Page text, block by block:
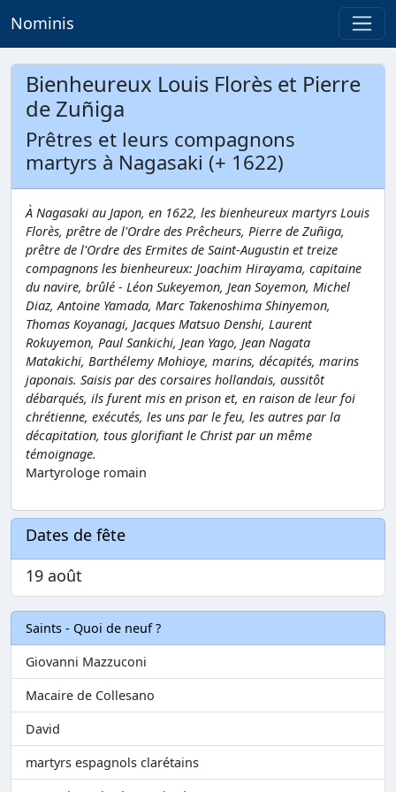
Nominis
Bienheureux Louis Florès et Pierre
de Zuñiga
Prêtres et leurs compagnons
martyrs à Nagasaki (+ 1622)
À Nagasaki au Japon, en 1622, les bienheureux martyrs Louis
Florès, prêtre de l'Ordre des Prêcheurs, Pierre de Zuñiga,
prêtre de l'Ordre des Ermites de Saint-Augustin et treize
compagnons les bienheureux: Joachim Hirayama, capitaine
du navire, brûlé - Léon Sukeyemon, Jean Soyemon, Michel
Diaz, Antoine Yamada, Marc Takenoshima Shinyemon,
Thomas Koyanagi, Jacques Matsuo Denshi, Laurent
Rokuyemon, Paul Sankichi, Jean Yago, Jean Nagata
Matakichi, Barthélemy Mohioye, marins, décapités, marins
japonais. Saisis par des corsaires hollandais, aussitôt
débarqués, ils furent mis en prison et, en raison de leur foi
chrétienne, exécutés, les uns par le feu, les autres par la
décapitation, tous glorifiant le Christ par un même
témoignage.
Martyrologe romain
Dates de fête
19 août
Saints - Quoi de neuf ?
Giovanni Mazzuconi
Macaire de Collesano
David
martyrs espagnols clarétains